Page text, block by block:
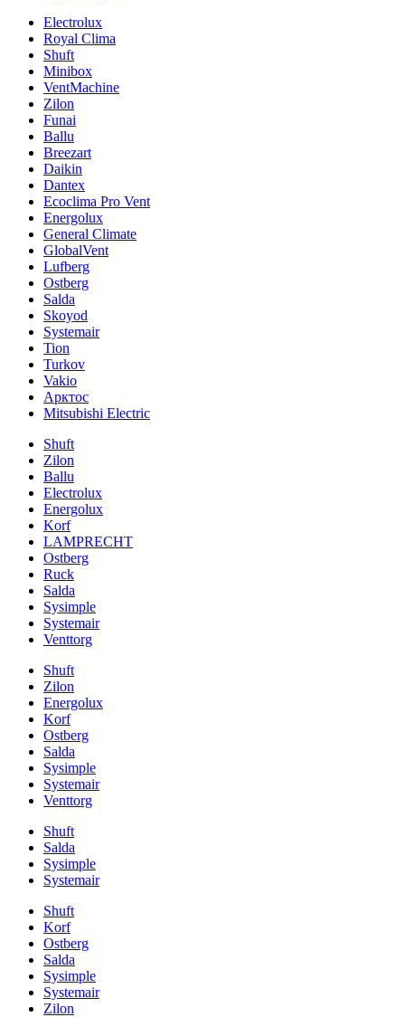
Electrolux
Royal Clima
Shuft
Minibox
VentMachine
Zilon
Funai
Ballu
Breezart
Daikin
Dantex
Ecoclima Pro Vent
Energolux
General Climate
GlobalVent
Lufberg
Ostberg
Salda
Skoyod
Systemair
Tion
Turkov
Vakio
Арктос
Mitsubishi Electric
Shuft
Zilon
Ballu
Electrolux
Energolux
Korf
LAMPRECHT
Ostberg
Ruck
Salda
Sysimple
Systemair
Venttorg
Shuft
Zilon
Energolux
Korf
Ostberg
Salda
Sysimple
Systemair
Venttorg
Shuft
Salda
Sysimple
Systemair
Shuft
Korf
Ostberg
Salda
Sysimple
Systemair
Zilon